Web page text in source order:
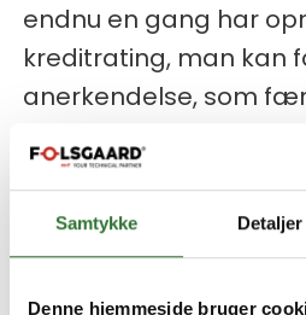
Samtykke Detaljer
Denne hjemmeside bruger
endnu en gang har
kreditrating, man kan
anerkendelse, som
virksomheder i
og som vi ser som et
kvalitetsstempel.